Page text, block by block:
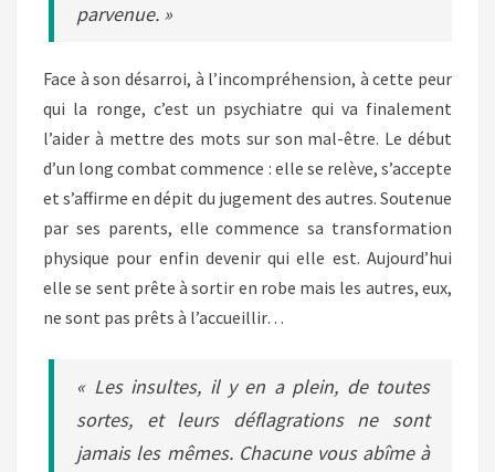
parvenue. »
Face à son désarroi, à l’incompréhension, à cette peur
qui la ronge, c’est un psychiatre qui va finalement
l’aider à mettre des mots sur son mal-être. Le début
d’un long combat commence : elle se relève, s’accepte
et s’affirme en dépit du jugement des autres. Soutenue
par ses parents, elle commence sa transformation
physique pour enfin devenir qui elle est. Aujourd’hui
elle se sent prête à sortir en robe mais les autres, eux,
ne sont pas prêts à l’accueillir…
« Les insultes, il y en a plein, de toutes
sortes, et leurs déflagrations ne sont
jamais les mêmes. Chacune vous abîme à